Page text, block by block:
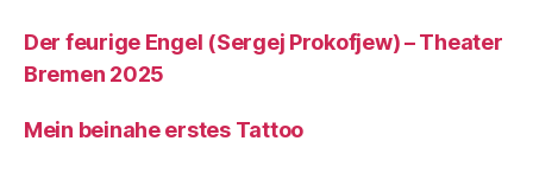
Der feurige Engel (Sergej Prokofjew) – Theater
Bremen 2025
Mein beinahe erstes Tattoo